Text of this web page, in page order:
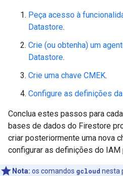
Peça acesso à
Datastore.
Crie (ou obtenha) um
Datastore.
Crie uma chave CMEK.
Configure as definições
Conclua estes passos para
bases de dados do Firestore
criar posteriormente uma nova
configurar as definições do IAM
Nota: os comandos gcloud nesta